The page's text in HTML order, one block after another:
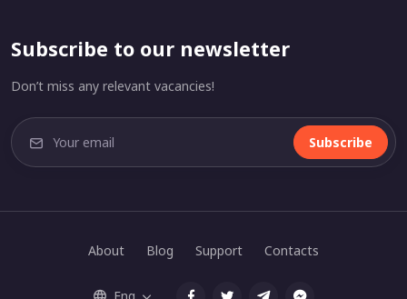
Subscribe to our newsletter
Don’t miss any relevant vacancies!
Subscribe
About Blog Support Contacts